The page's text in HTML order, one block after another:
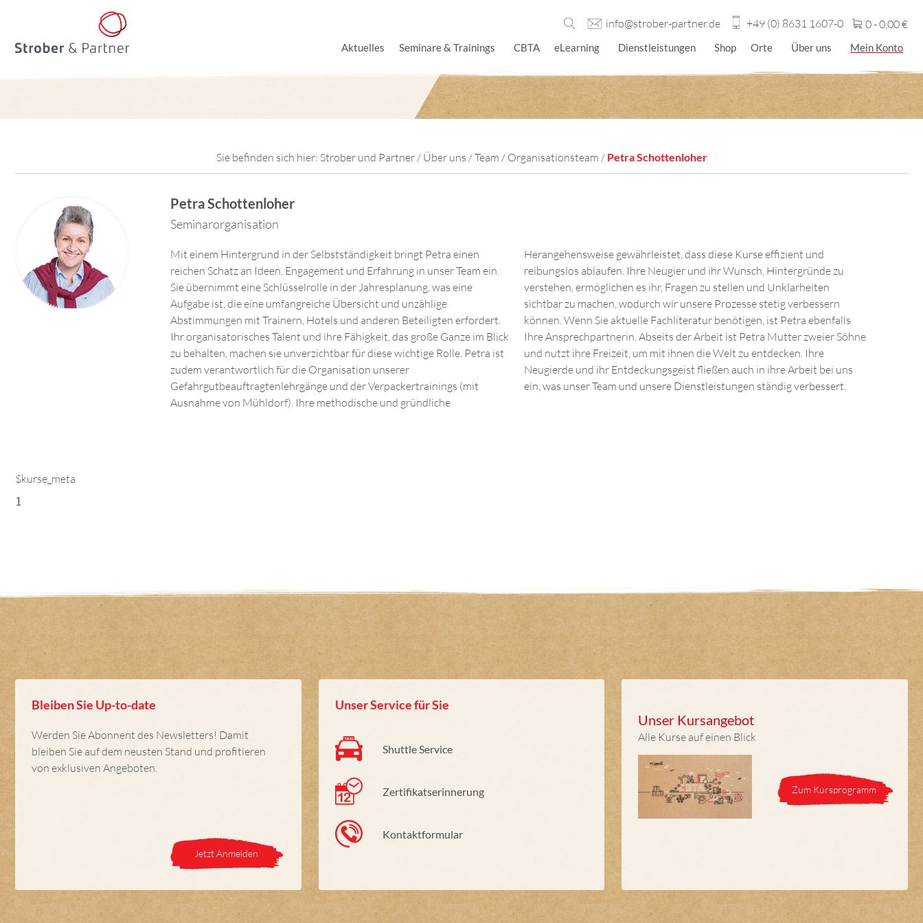
info@strober-partner.de +49 (0) 8631 1607-0 0 -0,00€
Aktuelles Seminare & Trainings CBTA eLearning Dienstleistungen Shop Orte Über uns Mein Konto
Sie befinden sich hier: Strober und Partner/ Über uns /Team / Organisationsteam / Petra Schottenloher
Petra Schottenloher
Seminarorganisation
Mit einem Hintergrund in der Selbstständigkeit bringt Petra einen
reichen Schatz an Ideen, Engagement und Erfahrung in unser Team ein.
Sie übernimmt eine Schlüsselrolle in der Jahresplanung, was eine
Aufgabe ist, die eine umfangreiche Übersicht und unzählige
Abstimmungen mit Trainern, Hotels und anderen Beteiligten erfordert.
Ihr organisatorisches Talent und ihre Fähigkeit, das große Ganze im Blick
zu behalten, machen sie unverzichtbar für diese wichtige Rolle. Petra ist
zudem verantwortlich für die Organisation unserer
Gefahrgutbeauftragtenlehrgänge und der Verpackertrainings (mit
Ausnahme von Mühldorf). Ihre methodische und gründliche
Herangehensweise gewährleistet, dass diese Kurse effizient und
reibungslos ablaufen. Ihre Neugier und ihr Wunsch, Hintergründe zu
verstehen, ermöglichen es ihr, Fragen zu stellen und Unklarheiten
sichtbar zu machen, wodurch wir unsere Prozesse stetig verbessern
können. Wenn Sie aktuelle Fachliteratur benötigen, ist Petra ebenfalls
Ihre Ansprechpartnerin. Abseits der Arbeit ist Petra Mutter zweier Söhne
und nutzt ihre Freizeit, um mit ihnen die Welt zu entdecken. Ihre
Neugierde und ihr Entdeckungsgeist fließen auch in ihre Arbeit bei uns
ein, was unser Team und unsere Dienstleistungen ständig verbessert.
$kurse_meta
1
Bleiben Sie Up-to-date
Werden Sie Abonnent des Newsletters! Damit
bleiben Sie auf dem neusten Stand und profitieren
von exklusiven Angeboten.
Jetzt Anmelden
Unser Service für Sie
Shuttle Service
Zertifikatserinnerung
Kontaktformular
Unser Kursangebot
Alle Kurse auf einen Blick
Zum Kursprogramm